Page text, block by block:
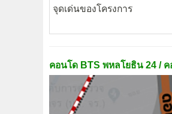
จุดเด่นของโครงการ
คอนโด BTS พหลโยธิน 24 /